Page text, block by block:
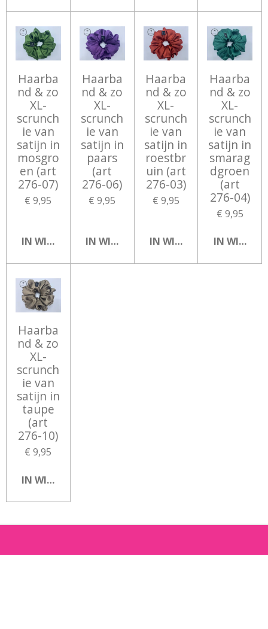
Haarba
nd & zo
XL-
scrunch
ie van
satijn in
mosgro
en (art
276-07)
€ 9,95
IN WINKELWAGEN
Haarba
nd & zo
XL-
scrunch
ie van
satijn in
paars
(art
276-06)
€ 9,95
IN WINKELWAGEN
Haarba
nd & zo
XL-
scrunch
ie van
satijn in
roestbr
uin (art
276-03)
€ 9,95
IN WINKELWAGEN
Haarba
nd & zo
XL-
scrunch
ie van
satijn in
smarag
dgroen
(art
276-04)
€ 9,95
IN
Haarba
nd & zo
XL-
scrunch
ie van
satijn in
taupe
(art
276-10)
€ 9,95
IN WINKELWAGEN